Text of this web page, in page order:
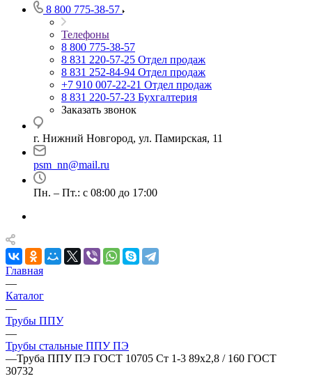
8 800 775-38-57
Телефоны
8 800 775-38-57
8 831 220-57-25 Отдел продаж
8 831 252-84-94 Отдел продаж
+7 910 007-22-21 Отдел продаж
8 831 220-57-23 Бухгалтерия
Заказать звонок
г. Нижний Новгород, ул. Памирская, 11
psm_nn@mail.ru
Пн. – Пт.: с 08:00 до 17:00
Главная
—
Каталог
—
Трубы ППУ
—
Трубы стальные ППУ ПЭ
—Труба ППУ ПЭ ГОСТ 10705 Ст 1-3 89x2,8 / 160 ГОСТ
30732